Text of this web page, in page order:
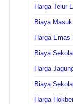
Harga Telur
Biaya
Harga Emas
Biaya
Harga
Biaya
Harga